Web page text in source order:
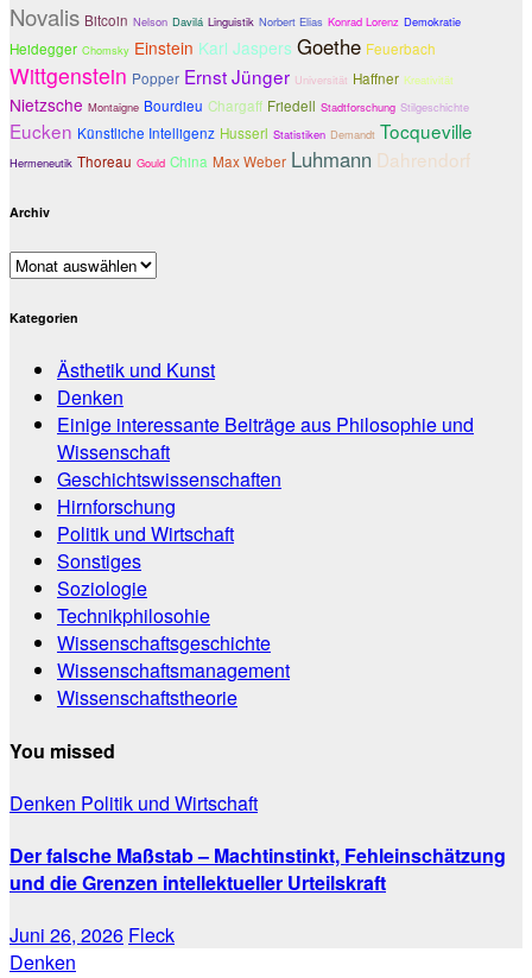
Novalis Bitcoin Nelson Davilá Linguistik Norbert Elias Konrad Lorenz Demokratie
Heidegger Chomsky Einstein Karl Jaspers Goethe Feuerbach
Wittgenstein Popper Ernst Jünger Universität Haffner Kreativität
Nietzsche Montaigne Bourdieu Chargaff Friedell Stadtforschung Stilgeschichte
Eucken Künstliche Intelligenz Husserl Statistiken Demandt Tocqueville
Hermeneutik Thoreau Gould China Max Weber Luhmann Dahrendorf
Archiv
Archiv
Kategorien
Ästhetik und Kunst
Denken
Einige interessante Beiträge aus Philosophie und
Wissenschaft
Geschichtswissenschaften
Hirnforschung
Politik und Wirtschaft
Sonstiges
Soziologie
Technikphilosohie
Wissenschaftsgeschichte
Wissenschaftsmanagement
Wissenschaftstheorie
You missed
Denken Politik und Wirtschaft
Der falsche Maßstab – Machtinstinkt, Fehleinschätzung
und die Grenzen intellektueller Urteilskraft
Juni 26, 2026 Fleck
Denken